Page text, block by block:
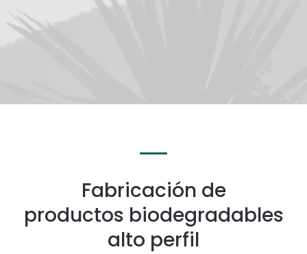
Fabricación de
productos biodegradables
alto perfil